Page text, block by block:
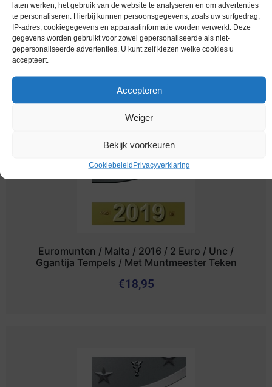
laten werken, het gebruik van de website te analyseren en om advertenties
te personaliseren. Hierbij kunnen persoonsgegevens, zoals uw surfgedrag,
IP-adres, cookiegegevens en apparaatinformatie worden verwerkt. Deze
gegevens worden gebruikt voor zowel gepersonaliseerde als niet-
gepersonaliseerde advertenties. U kunt zelf kiezen welke cookies u
accepteert.
Accepteren
Weiger
Bekijk voorkeuren
CookiebeleidPrivacyverklaring
Euromunten / Malta / 2016 / 2 Euro / Coincard /
Ggantija Tempels
Euromunten / Malta / 2016 / 2 Euro / Unc /
Ggantija Tempels / Met Muntmeester Teken
€18,95